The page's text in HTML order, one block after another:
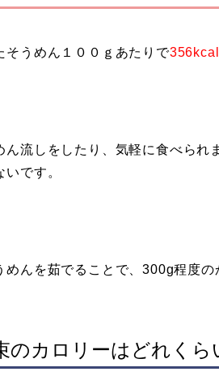
そうめん１００ｇあたりで356kcal
ん流しをしたり、気軽に食べられ
です。
めんを茹でることで、300g程度の
のカロリーはどれくら